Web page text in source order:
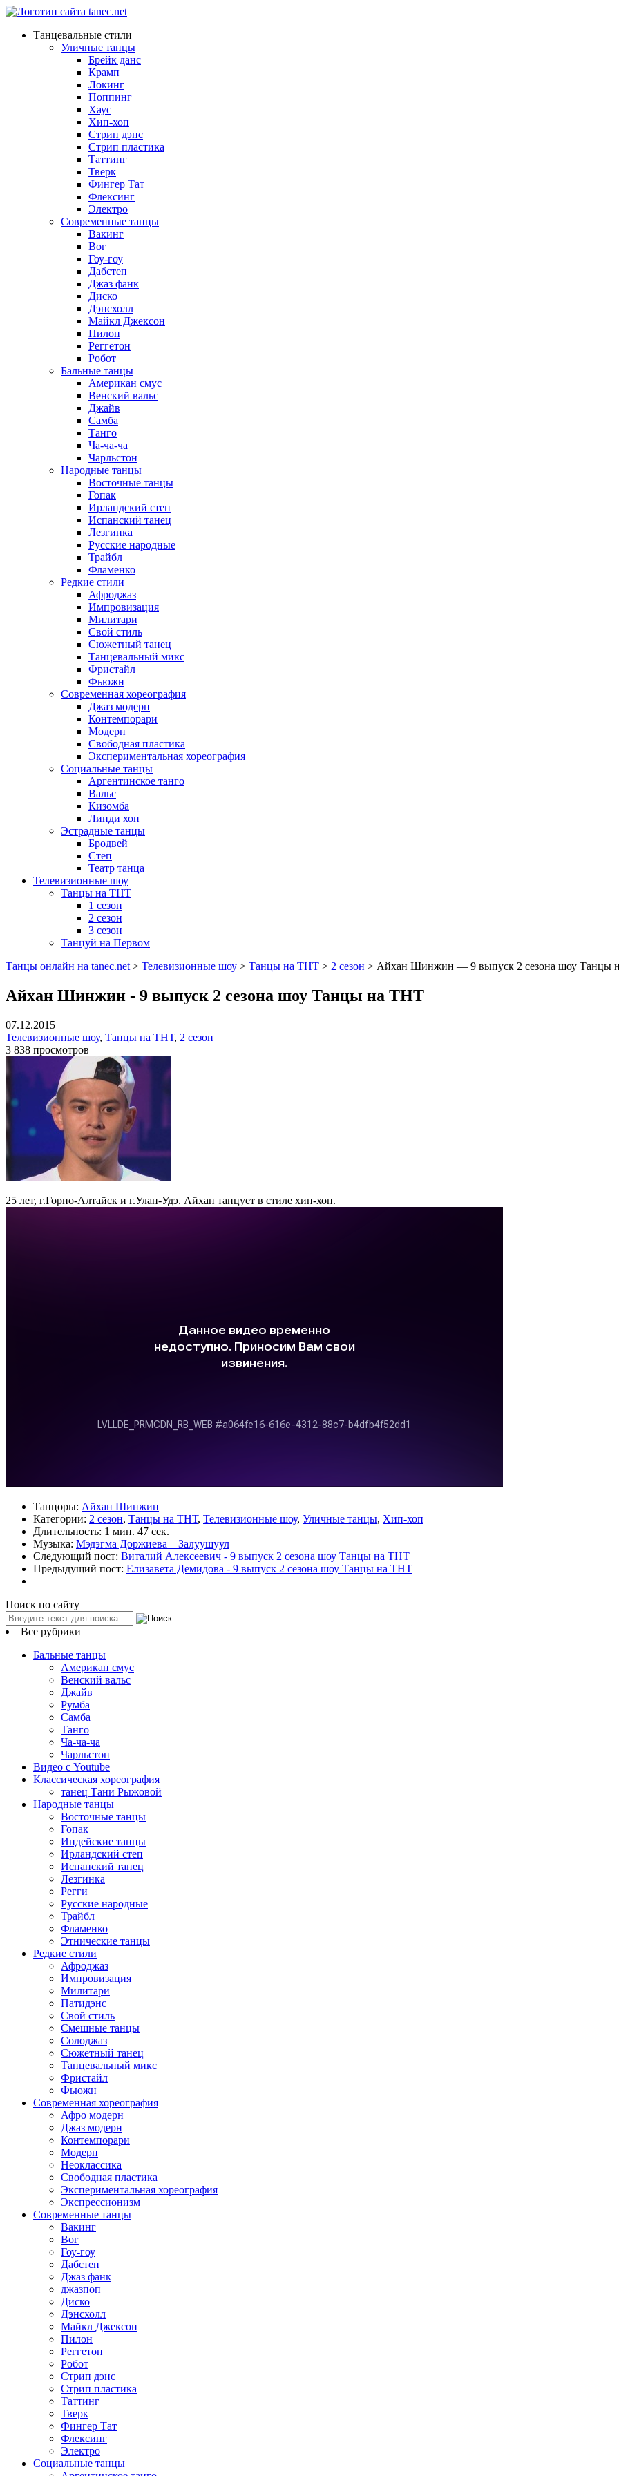
Танцевальные стили
Уличные танцы
Брейк данс
Крамп
Локинг
Поппинг
Хаус
Хип-хоп
Стрип дэнс
Стрип пластика
Таттинг
Тверк
Фингер Тат
Флексинг
Электро
Современные танцы
Вакинг
Вог
Гоу-гоу
Дабстеп
Джаз фанк
Диско
Дэнсхолл
Майкл Джексон
Пилон
Реггетон
Робот
Бальные танцы
Американ смус
Венский вальс
Джайв
Самба
Танго
Ча-ча-ча
Чарльстон
Народные танцы
Восточные танцы
Гопак
Ирландский степ
Испанский танец
Лезгинка
Русские народные
Трайбл
Фламенко
Редкие стили
Афроджаз
Импровизация
Милитари
Свой стиль
Сюжетный танец
Танцевальный микс
Фристайл
Фьюжн
Современная хореография
Джаз модерн
Контемпорари
Модерн
Свободная пластика
Экспериментальная хореография
Социальные танцы
Аргентинское танго
Вальс
Кизомба
Линди хоп
Эстрадные танцы
Бродвей
Степ
Театр танца
Телевизионные шоу
Танцы на ТНТ
1 сезон
2 сезон
3 сезон
Танцуй на Первом
Танцы онлайн на tanec.net > Телевизионные шоу > Танцы на ТНТ > 2 сезон > Айхан Шинжин — 9 выпуск 2 сезона шоу Танцы
Айхан Шинжин - 9 выпуск 2 сезона шоу Танцы на ТНТ
07.12.2015
Телевизионные шоу, Танцы на ТНТ, 2 сезон
3 838 просмотров
25 лет, г.Горно-Алтайск и г.Улан-Удэ. Айхан танцует в стиле хип-хоп.
Танцоры: Айхан Шинжин
Категории: 2 сезон, Танцы на ТНТ, Телевизионные шоу, Уличные танцы, Хип-хоп
Длительность: 1 мин. 47 сек.
Музыка: Мэдэгма Доржиева – Залуушуул
Следующий пост: Виталий Алексеевич - 9 выпуск 2 сезона шоу Танцы на ТНТ
Предыдущий пост: Елизавета Демидова - 9 выпуск 2 сезона шоу Танцы на ТНТ
Поиск по сайту
Все рубрики
Бальные танцы
Американ смус
Венский вальс
Джайв
Румба
Самба
Танго
Ча-ча-ча
Чарльстон
Видео с Youtube
Классическая хореография
танец Тани Рыжовой
Народные танцы
Восточные танцы
Гопак
Индейские танцы
Ирландский степ
Испанский танец
Лезгинка
Регги
Русские народные
Трайбл
Фламенко
Этнические танцы
Редкие стили
Афроджаз
Импровизация
Милитари
Патидэнс
Свой стиль
Смешные танцы
Солоджаз
Сюжетный танец
Танцевальный микс
Фристайл
Фьюжн
Современная хореография
Афро модерн
Джаз модерн
Контемпорари
Модерн
Неоклассика
Свободная пластика
Экспериментальная хореография
Экспрессионизм
Современные танцы
Вакинг
Вог
Гоу-гоу
Дабстеп
Джаз фанк
джазпоп
Диско
Дэнсхолл
Майкл Джексон
Пилон
Реггетон
Робот
Стрип дэнс
Стрип пластика
Таттинг
Тверк
Фингер Тат
Флексинг
Электро
Социальные танцы